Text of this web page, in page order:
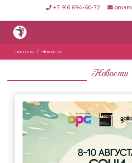
+7 916 694-60-72
Главная Новости
Новости